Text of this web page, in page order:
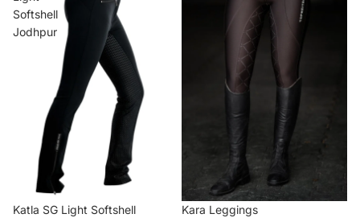
Softshell
Jodhpur
Katla SG Light Softshell
Kara Leggings